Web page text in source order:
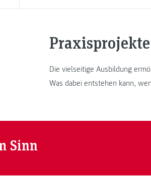
Praxisprojekte
Die vielseitige Ausbildung
Was dabei entstehen kann,
Sinn